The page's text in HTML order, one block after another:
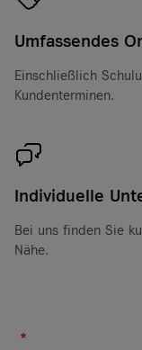
Umfassendes
Einschließlich
Kundenterminen.
Individuelle
Bei uns finden Sie
Nähe.